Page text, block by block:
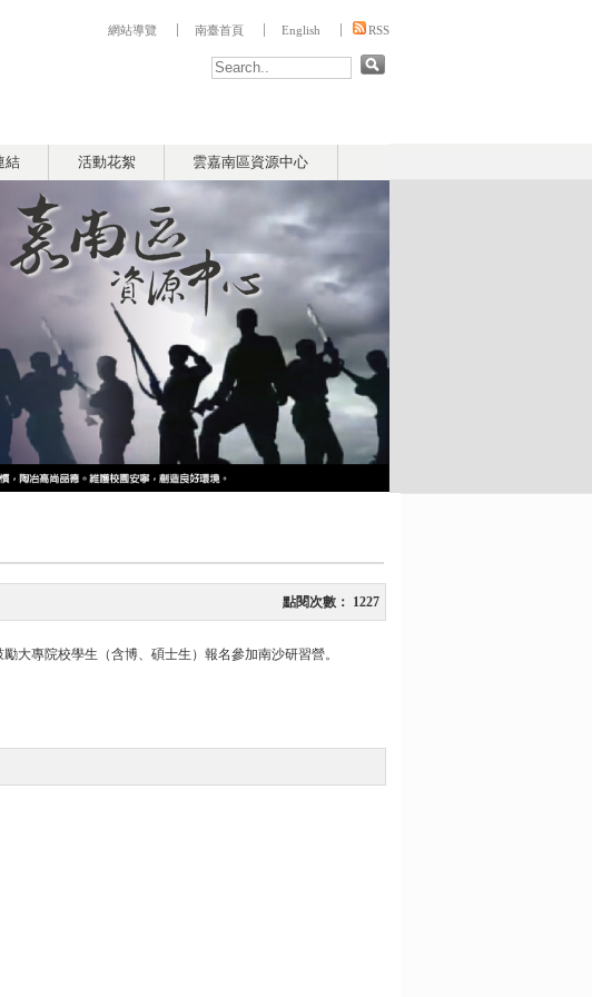
網站導覽 南臺首頁 English RSS
結 活動花絮 雲嘉南區資源中心
點閱次數： 1227
大專院校學生（含博、碩士生）報名參加南沙研習營。